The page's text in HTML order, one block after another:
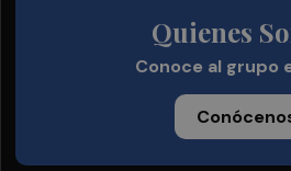
Quienes
Conoce al grupo